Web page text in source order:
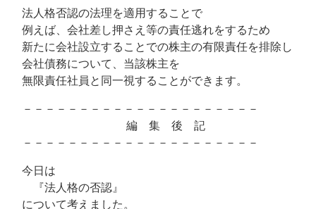
法人格否認の法理を適用することで
例えば、会社差し押さえ等の責任逃れをするため
新たに会社設立することでの株主の有限責任を排除し
会社債務について、当該株主を
無限責任社員と同一視することができます。
－－－－－－－－－－－－－－－－－－－－－
編 集 後 記
－－－－－－－－－－－－－－－－－－－－－
今日は
『法人格の否認』
について考えました。